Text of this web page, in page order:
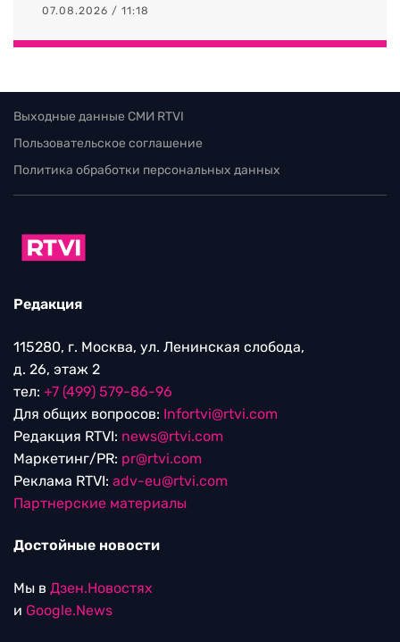
07.08.2026 / 11:18
Выходные данные СМИ RTVI
Пользовательское соглашение
Политика обработки персональных данных
Редакция
115280, г. Москва, ул. Ленинская слобода,
д. 26, этаж 2
тел: +7 (499) 579-86-96
Для общих вопросов: Infortvi@rtvi.com
Редакция RTVI: news@rtvi.com
Маркетинг/PR: pr@rtvi.com
Реклама RTVI: adv-eu@rtvi.com
Партнерские материалы
Достойные новости
Мы в Дзен.Новостях
и Google.News